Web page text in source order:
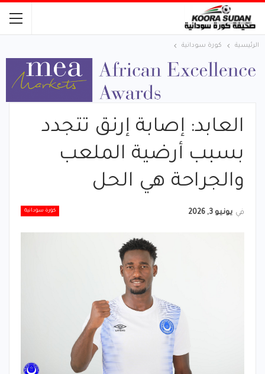
الرئيسية كورة سودانية
العابد: إصابة إرنق تتجدد
بسبب أرضية الملعب
والجراحة هي الحل
كورة سودانية في يونيو 3, 2026